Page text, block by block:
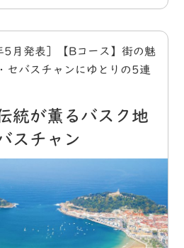
月発表］【Bコース】街の魅
セバスチャンにゆとりの5連
統が薫るバスク地
スチャン